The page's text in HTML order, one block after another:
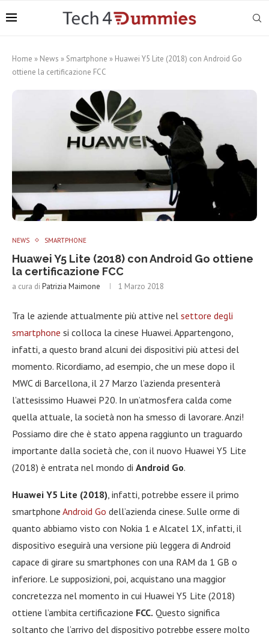
Home » News » Smartphone » Huawei Y5 Lite (2018) con Android Go
ottiene la certificazione FCC
NEWS SMARTPHONE
Huawei Y5 Lite (2018) con Android Go ottiene
la certificazione FCC
a cura di Patrizia Maimone 1 Marzo 2018
Tra le aziende attualmente più attive nel settore degli
smartphone si colloca la cinese Huawei. Appartengono,
infatti, a questo brand alcuni dei dispositivi più attesi del
momento. Ricordiamo, ad esempio, che un mese dopo il
MWC di Barcellona, il 27 Marzo l’azienda presenterà
l’attesissimo Huawei P20. In un’atmosfera calda come
quella attuale, la società non ha smesso di lavorare. Anzi!
Possiamo dire che è stato appena raggiunto un traguardo
importante dalla società che, con il nuovo Huawei Y5 Lite
(2018) è entrata nel mondo di Android Go.
Huawei Y5 Lite (2018) , infatti, potrebbe essere il primo
smartphone Android Go dell’azienda cinese. Sulle orme di
quanto abbiamo visto con Nokia 1 e Alcatel 1X, infatti, il
dispositivo eseguirà una versione più leggera di Android
capace di girare su smartphones con una RAM da 1 GB o
inferiore. Le supposizioni, poi, acquistano una maggior
concretezza nel momento in cui Huawei Y5 Lite (2018)
ottiene l’ambita certificazione FCC. Questo significa
soltanto che l’arrivo del dispositivo potrebbe essere molto